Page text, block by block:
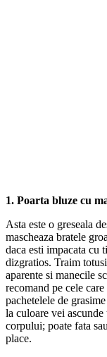
1. Poarta bluze cu
Asta este o greseala
mascheaza bratele
daca esti impacata cu
dizgratios. Traim
aparente si manecile
recomand pe cele
pachetelele de
la culoare vei
corpului; poate fata
place.